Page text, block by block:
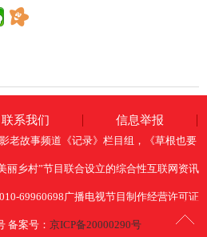
联系我们 信息举报
老故事频道《记录》栏目组，《草根也要
丽乡村”节目联合设立的综合性互联网资讯
69960698广播电视节目制作经营许可证
备案号： 京ICP备20000290号